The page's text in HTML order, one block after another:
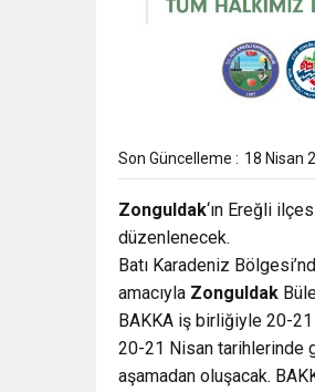
Son Güncelleme : 18 Nisan
Zonguldak‘ın Ereğli
düzenlenecek.
Batı Karadeniz
amacıyla Zonguldak
BAKKA iş birliğiyle 20-
20-21 Nisan tarihlerinde
aşamadan oluşacak.